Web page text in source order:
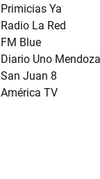
Primicias Ya
Radio La Red
FM Blue
Diario Uno Mendoza
San Juan 8
América TV